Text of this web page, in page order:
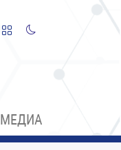
МЕДИА